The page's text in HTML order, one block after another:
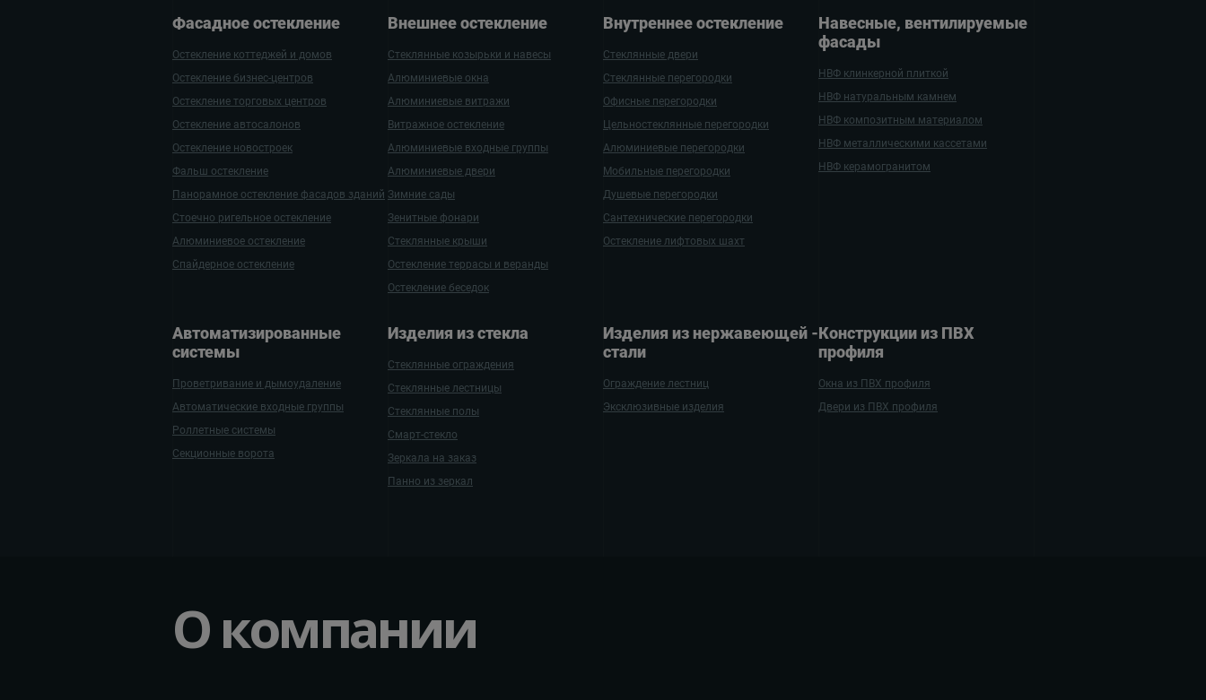
Фасадное остекление
Остекление коттеджей и домов
Остекление бизнес-центров
Остекление торговых центров
Остекление автосалонов
Остекление новостроек
Фальш остекление
Панорамное остекление фасадов зданий
Стоечно ригельное остекление
Алюминиевое остекление
Спайдерное остекление
Внешнее остекление
Стеклянные козырьки и навесы
Алюминиевые окна
Алюминиевые витражи
Витражное остекление
Алюминиевые входные группы
Алюминиевые двери
Зимние сады
Зенитные фонари
Стеклянные крыши
Остекление террасы и веранды
Остекление беседок
Внутреннее остекление
Стеклянные двери
Стеклянные перегородки
Офисные перегородки
Цельностеклянные перегородки
Алюминиевые перегородки
Мобильные перегородки
Душевые перегородки
Сантехнические перегородки
Остекление лифтовых шахт
Навесные, вентилируе­мые
фасады
НВФ клинкерной плиткой
НВФ натуральным камнем
НВФ композитным материалом
НВФ металлическими кассетами
НВФ керамогранитом
Автомати­зиро­ванные
системы
Проветривание и дымоудаление
Автоматические входные группы
Роллетные системы
Секционные ворота
Изде­лия ­из стекла
Стеклянные ограждения
Стеклянные лестницы
Стеклянные полы
Смарт-стекло
Зеркала на заказ
Панно из зеркал
Изделия из нержаве­ющей ­
стали
Ограждение лестниц
Эксклюзивные изделия
Конструкции из ПВХ
профиля
Окна из ПВХ профиля
Двери из ПВХ профиля
О компании